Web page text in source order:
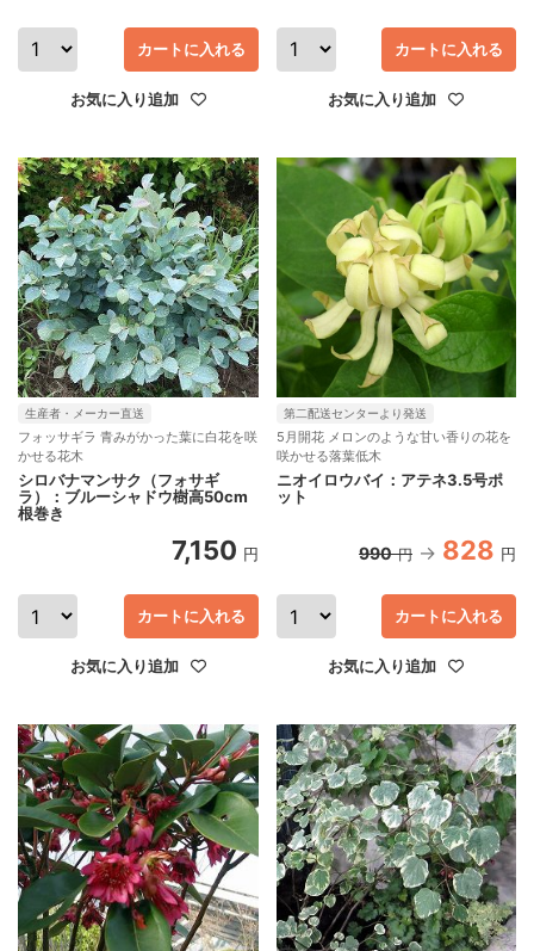
カートに入れる
お気に入り追加
カートに入れる
お気に入り追加
生産者・メーカー直送
フォッサギラ 青みがかった葉に白花を咲
かせる花木
シロバナマンサク（フォサギ
ラ）：ブルーシャドウ樹高50cm
根巻き
7,150 円
カートに入れる
お気に入り追加
第二配送センターより発送
5月開花 メロンのような甘い香りの花を
咲かせる落葉低木
ニオイロウバイ：アテネ3.5号ポ
ット
990 円 828 円
カートに入れる
お気に入り追加